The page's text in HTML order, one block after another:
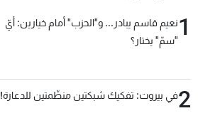
1نعيم قاسم يبادر... و"الحزب" أمام خيارين: أيّ
"سمّ" يختار؟
2في بيروت: تفكيك شبكتين منظّمتين للدعارة!